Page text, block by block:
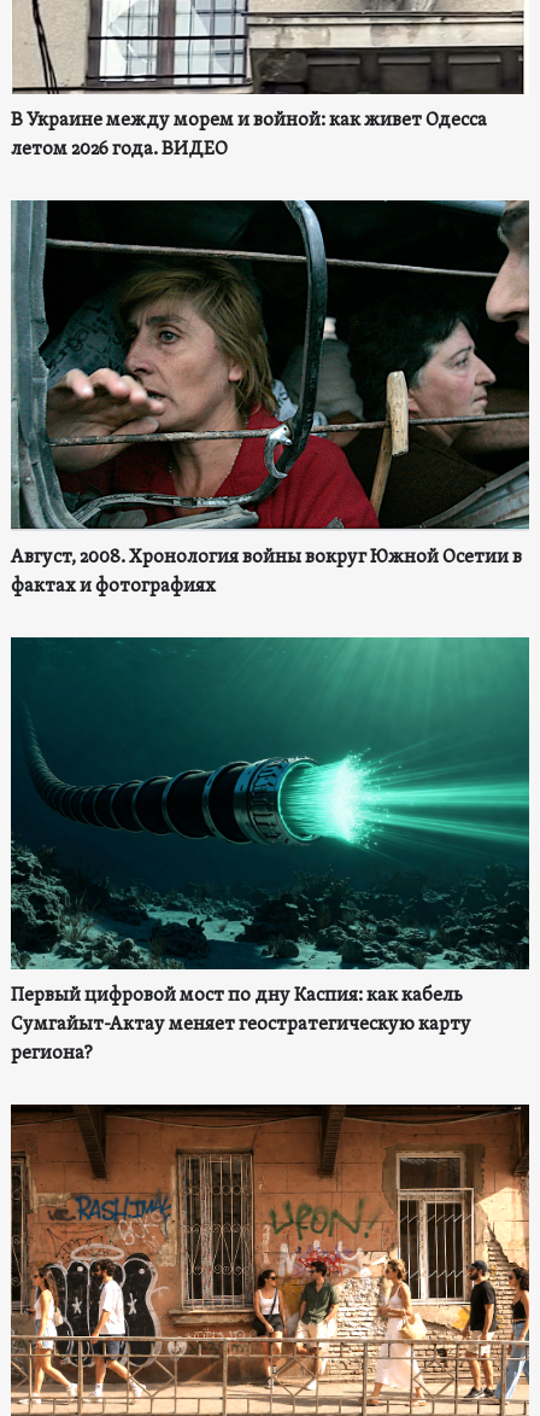
В Украине между морем и войной: как живет Одесса
летом 2026 года. ВИДЕО
Август, 2008. Хронология войны вокруг Южной Осетии в
фактах и фотографиях
Первый цифровой мост по дну Каспия: как кабель
Сумгайыт-Актау меняет геостратегическую карту
региона?